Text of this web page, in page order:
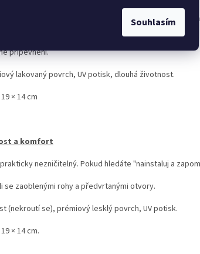
Souhlasím
oceli. Díky speciálnímu oboustrannému
připevnění.
lakovaný povrch, UV potisk, dlouhá životnost.
× 14 cm
a komfort
nezničitelný. Pokud hledáte "nainstaluj a
se zaoblenými rohy a předvrtanými otvory.
(nekroutí se), prémiový lesklý povrch, UV potisk.
× 14 cm.